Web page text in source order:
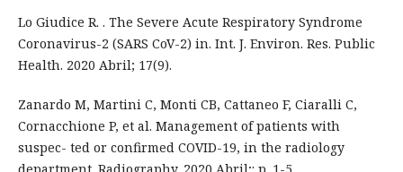
Lo Giudice R. . The Severe Acute Respiratory Syndrome
Coronavirus-2 (SARS CoV-2) in. Int. J. Environ. Res. Public
Health. 2020 Abril; 17(9).
Zanardo M, Martini C, Monti CB, Cattaneo F, Ciaralli C,
Cornacchione P, et al. Management of patients with
suspec- ted or confirmed COVID-19, in the radiology
department. Radiography. 2020 Abril;: p. 1-5.